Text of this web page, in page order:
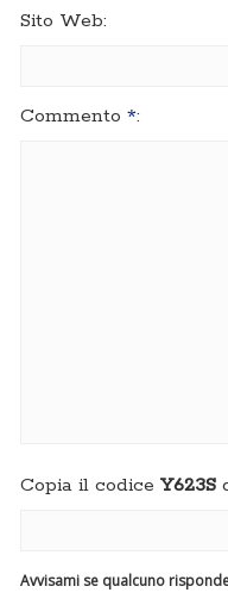
Sito Web:
Commento *:
Copia il codice Y623S
Avvisami se qualcuno